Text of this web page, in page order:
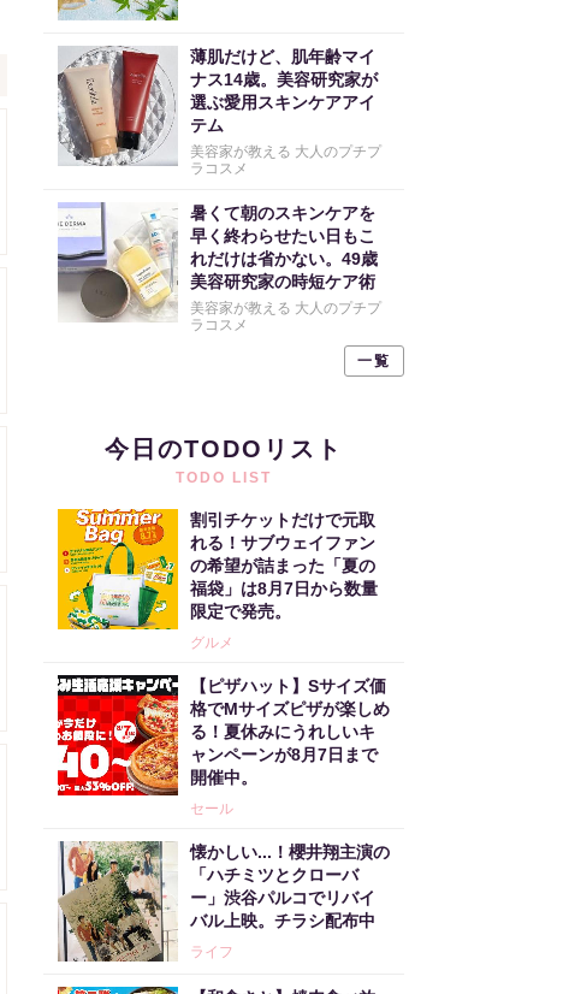
薄肌だけど、肌年齢マイ
ナス14歳。美容研究家が
選ぶ愛用スキンケアアイ
テム
美容家が教える 大人のプチプ
ラコスメ
暑くて朝のスキンケアを
早く終わらせたい日もこ
れだけは省かない。49歳
美容研究家の時短ケア術
美容家が教える 大人のプチプ
ラコスメ
一覧
今日のTODOリスト
TODO LIST
割引チケットだけで元取
れる！サブウェイファン
の希望が詰まった「夏の
福袋」は8月7日から数量
限定で発売。
グルメ
【ピザハット】Sサイズ価
格でMサイズピザが楽しめ
る！夏休みにうれしいキ
ャンペーンが8月7日まで
開催中。
セール
懐かしい...！櫻井翔主演の
「ハチミツとクローバ
ー」渋谷パルコでリバイ
バル上映。チラシ配布中
ライフ